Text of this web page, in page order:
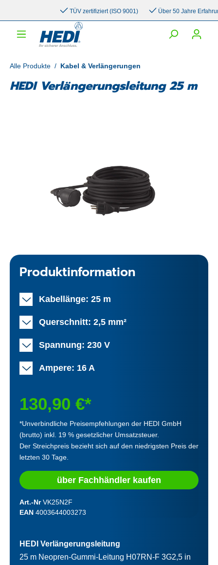
TÜV zertifiziert (ISO 9001) Über 50 Jahre Erfahrung
Alle Produkte / Kabel & Verlängerungen
HEDI Verlängerungsleitung 25 m
Produktinformation
Kabellänge: 25 m
Querschnitt: 2,5 mm²
Spannung: 230 V
Ampere: 16 A
130,90 €*
*Unverbindliche Preisempfehlungen der HEDI GmbH
(brutto) inkl. 19 % gesetzlicher Umsatzsteuer.
Der Streichpreis bezieht sich auf den niedrigsten Preis der
letzten 30 Tage.
über Fachhändler kaufen
Art.-NrVK25N2F
EAN 4003644003273
HEDI Verlängerungsleitung
25 m Neopren-Gummi-Leitung H07RN-F 3G2,5 in